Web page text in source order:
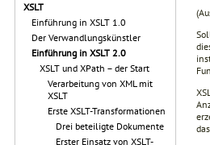
XSLT
Einführung in XSLT 1.0
Der Verwandlungskünstler
Einführung in XSLT 2.0
XSLT und XPath – der Start
Verarbeitung von XML mit
XSLT
Erste XSLT-Transformationen
Drei beteiligte Dokumente
Erster Einsatz von XSLT-
das